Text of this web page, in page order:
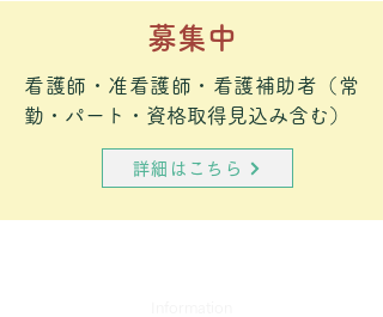
募集中
看護師・准看護師・看護補助者（常
勤・パート・資格取得見込み含む）
詳細はこちら